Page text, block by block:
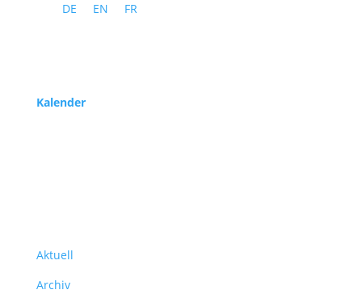
DE EN FR
Kalender
Aktuell
Archiv